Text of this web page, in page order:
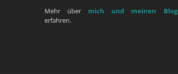
Mehr über mich und meinen Blog
erfahren.